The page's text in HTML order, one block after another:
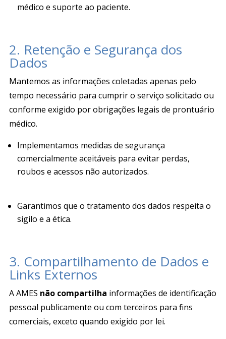
médico e suporte ao paciente.
2. Retenção e Segurança dos
Dados
Mantemos as informações coletadas apenas pelo
tempo necessário para cumprir o serviço solicitado ou
conforme exigido por obrigações legais de prontuário
médico.
Implementamos medidas de segurança
comercialmente aceitáveis para evitar perdas,
roubos e acessos não autorizados.
Garantimos que o tratamento dos dados respeita o
sigilo e a ética.
3. Compartilhamento de Dados e
Links Externos
A AMES não compartilha informações de identificação
pessoal publicamente ou com terceiros para fins
comerciais, exceto quando exigido por lei.